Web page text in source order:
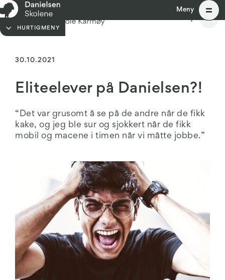
Meny
HURTIGMENY
30.10.2021
Eliteelever på Danielsen?!
“Det var grusomt å se på de andre når de fikk
kake, og jeg ble sur og sjokkert når de fikk
mobil og macene i timen når vi måtte jobbe.”